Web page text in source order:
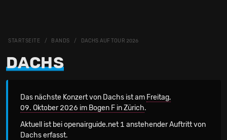
STARTSEITE BANDS DACHS AUF TOUR 2026
DACHS
Das nächste Konzert von Dachs ist am Freitag,
09. Oktober 2026 im Bogen F in Zürich.
Aktuell ist bei openairguide.net 1 anstehender Auftritt von
Dachs erfasst.